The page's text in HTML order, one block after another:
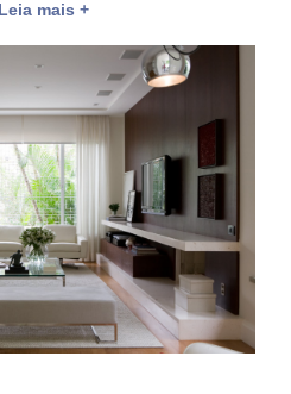
Leia mais +